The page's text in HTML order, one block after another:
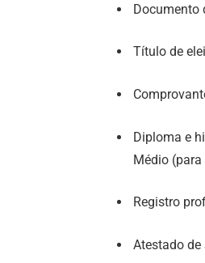
Documento
Título de
Diploma e
Médio
Registro
Atestado de